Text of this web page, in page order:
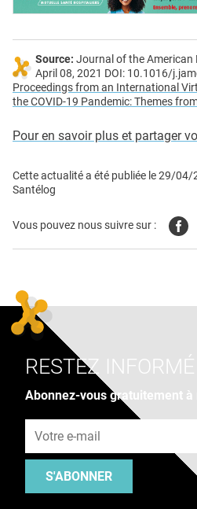
Source: Journal of the American
April 08, 2021 DOI: 10.1016/
Proceedings from an International
the COVID-19 Pandemic: Themes
Pour en savoir plus et partager
Cette actualité a été publiée le29/04/
Santélog
Vous pouvez nous suivre sur :
RESTEZ INFORMÉ
Abonnez-vous gratuitement
S'ABONNER